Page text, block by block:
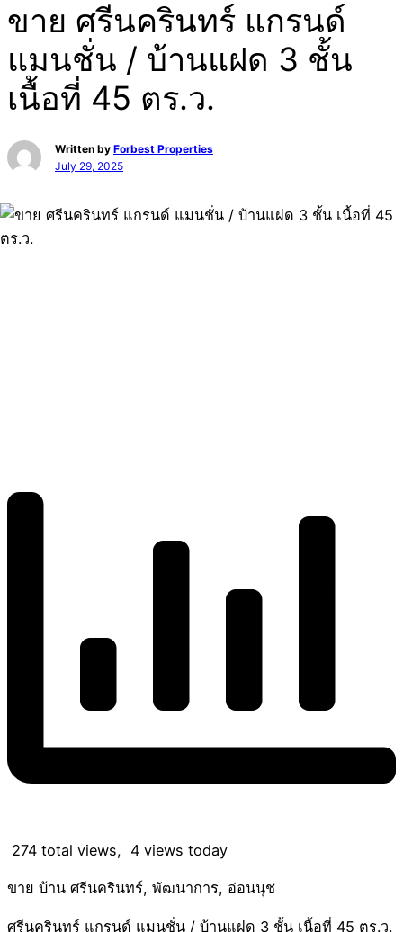
ขาย ศรีนครินทร์ แกรนด์
แมนชั่น / บ้านแฝด 3 ชั้น
เนื้อที่ 45 ตร.ว.
Written by Forbest Properties
July 29, 2025
274 total views, 4 views today
ขาย บ้าน ศรีนครินทร์, พัฒนาการ, อ่อนนุช
ศรีนครินทร์ แกรนด์ แมนชั่น / บ้านแฝด 3 ชั้น เนื้อที่ 45 ตร.ว.